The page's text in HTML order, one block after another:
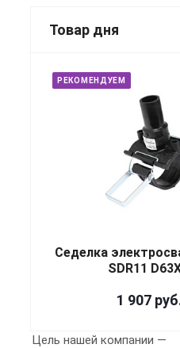
Товар дня
РЕКОМЕНДУЕМ
Седелка
SDR11
1 907
Цель нашей компании —